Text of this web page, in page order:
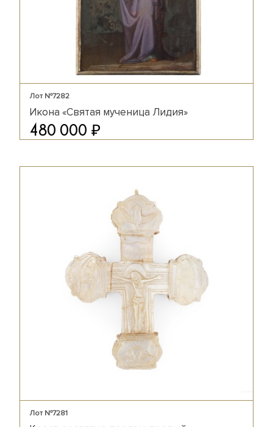
Лот №7282
Икона «Святая мученица Лидия»
480 000 ₽
Лот №7281